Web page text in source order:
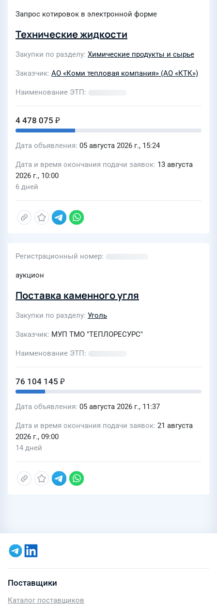
Запрос котировок в электронной форме
Технические жидкости
Закупки по разделу Химические продукты и сырье
Заказчик АО «Коми тепловая компания» (АО «КТК»)
Наименование ЭТП
4 478 075 ₽
Дата объявления 05 августа 2026 г., 15:24
Дата и время окончания подачи заявок 13 августа
2026 г., 10:00
6 дней
Регистрационный номер
аукцион
Поставка каменного угля
Закупки по разделу Уголь
Заказчик МУП ТМО "ТЕПЛОРЕСУРС"
Наименование ЭТП
76 104 145 ₽
Дата объявления 05 августа 2026 г., 11:37
Дата и время окончания подачи заявок 21 августа
2026 г., 09:00
14 дней
Поставщики
Каталог поставщиков